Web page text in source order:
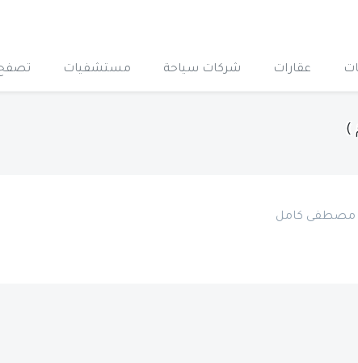
عقارات شركات سياحة مستشفيات
)